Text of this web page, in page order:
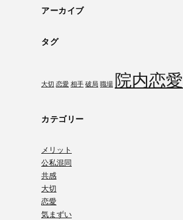
アーカイブ
タグ
大切 恋愛 相手 破局 職場 院内恋愛
カテゴリー
メリット
公私混同
共感
大切
恋愛
気まずい